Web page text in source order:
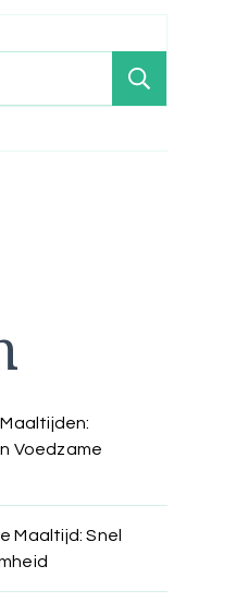
Voedzame
Maaltijd: Snel